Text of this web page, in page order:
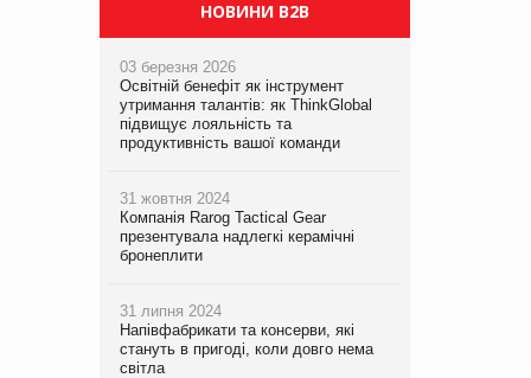
НОВИНИ B2B
03 березня 2026
Освітній бенефіт як інструмент
утримання талантів: як ThinkGlobal
підвищує лояльність та
продуктивність вашої команди
31 жовтня 2024
Компанія Rarog Tactical Gear
презентувала надлегкі керамічні
бронеплити
31 липня 2024
Напівфабрикати та консерви, які
стануть в пригоді, коли довго нема
світла